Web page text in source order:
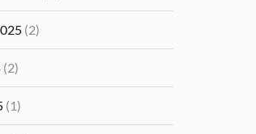
(2)
(2)
(1)